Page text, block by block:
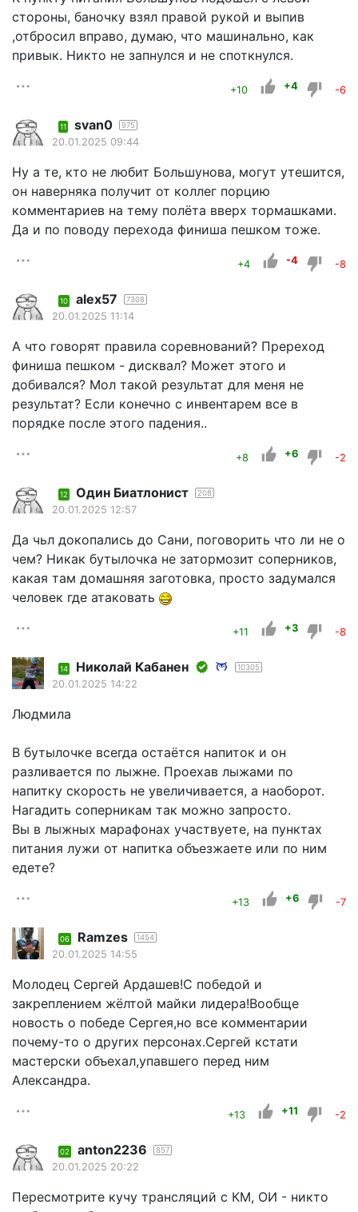
стороны, баночку взял правой рукой и выпив
,отбросил вправо, думаю, что машинально, как
привык. Никто не запнулся и не споткнулся.
+10 +4 -6
11 svan0 975
20.01.2025 09:44
Ну а те, кто не любит Большунова, могут утешится,
он наверняка получит от коллег порцию
комментариев на тему полёта вверх тормашками.
Да и по поводу перехода финиша пешком тоже.
+4 -4 -8
10 alex57 7308
20.01.2025 11:14
А что говорят правила соревнований? Пререход
финиша пешком - дисквал? Может этого и
добивался? Мол такой результат для меня не
результат? Если конечно с инвентарем все в
порядке после этого падения..
+8 +6 -2
12 Один Биатлонист 208
20.01.2025 12:57
Да чьл докопались до Сани, поговорить что ли не о
чем? Никак бутылочка не затормозит соперников,
какая там домашняя заготовка, просто задумался
человек где атаковать
+11 +3 -8
14 Николай Кабанен 10305
20.01.2025 14:22
Людмила
В бутылочке всегда остаётся напиток и он
разливается по лыжне. Проехав лыжами по
напитку скорость не увеличивается, а наоборот.
Нагадить соперникам так можно запросто.
Вы в лыжных марафонах участвуете, на пунктах
питания лужи от напитка объезжаете или по ним
едете?
+13 +6 -7
06 Ramzes 1454
20.01.2025 14:55
Молодец Сергей Ардашев!С победой и
закреплением жёлтой майки лидера!Вообще
новость о победе Сергея,но все комментарии
почему-то о других персонах.Сергей кстати
мастерски объехал,упавшего перед ним
Александра.
+13 +11 -2
02 anton2236 857
20.01.2025 20:22
Пересмотрите кучу трансляций с КМ, ОИ - никто